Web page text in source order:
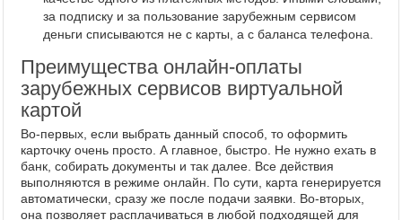
за подписку и за пользование зарубежным сервисом
деньги списываются не с карты, а с баланса телефона.
Преимущества онлайн-оплаты
зарубежных сервисов виртуальной
картой
Во-первых, если выбрать данный способ, то оформить
карточку очень просто. А главное, быстро. Не нужно ехать в
банк, собирать документы и так далее. Все действия
выполняются в режиме онлайн. По сути, карта генерируется
автоматически, сразу же после подачи заявки. Во-вторых,
она позволяет расплачиваться в любой подходящей для